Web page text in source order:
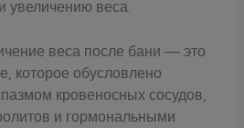
увеличению веса.
веса после бани — это
которое обусловлено
кровеносных сосудов,
и гормональными